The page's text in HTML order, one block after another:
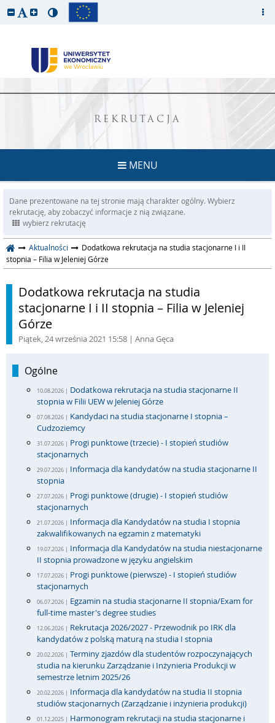
REKRUTACJA
MENU
Dane prezentowane na tej stronie mają charakter ogólny. Wybierz
rekrutację, aby zobaczyć informacje z nią związane.
wybierz rekrutację
Aktualności
Dodatkowa rekrutacja na studia stacjonarne I i II
stopnia – Filia w Jeleniej Górze
Dodatkowa rekrutacja na studia
stacjonarne I i II stopnia – Filia w Jeleniej
Górze
Piątek, 24 września 2021 15:58 | Anna Gęca
Ogólne
10.08.2026 | Dodatkowa rekrutacja na studia stacjonarne II
stopnia w Filii UEW w Jeleniej Górze
07.08.2026 | Kandydaci na studia stacjonarne I stopnia –
Cudzoziemcy
31.07.2026 | Progi punktowe (trzecie) - I stopień studiów
stacjonarnych
29.07.2026 | Informacja dla kandydatów na studia stacjonarne II
stopnia
27.07.2026 | Progi punktowe (drugie) - I stopień studiów
stacjonarnych
21.07.2026 | Informacja dla Kandydatów na studia I stopnia
zakwalifikowanych na egzamin z matematyki
19.07.2026 | Informacja dla Kandydatów na studia niestacjonarne
II stopnia prowadzone w języku angielskim
17.07.2026 | Progi punktowe (pierwsze) - I stopień studiów
stacjonarnych
06.07.2026 | Egzamin na studia stacjonarne II stopnia/Exam for
full-time master's degree studies
12.06.2026 | Rekrutacja 2026/2027 - Przewodnik po IRK dla
kandydatów z polską maturą na studia I stopnia
20.02.2026 | Terminy zjazdów dla studentów rozpoczynających
studia na kierunku Zarządzanie i Inżynieria Produkcji w
semestrze letnim 2025/26
20.02.2026 | Informacja dla kandydatów na studia II stopnia
studiów stacjonarnych (Zarządzanie i inżynieria produkcji)
01.12.2025 | Harmonogram rekrutacji na studia stacjonarne i